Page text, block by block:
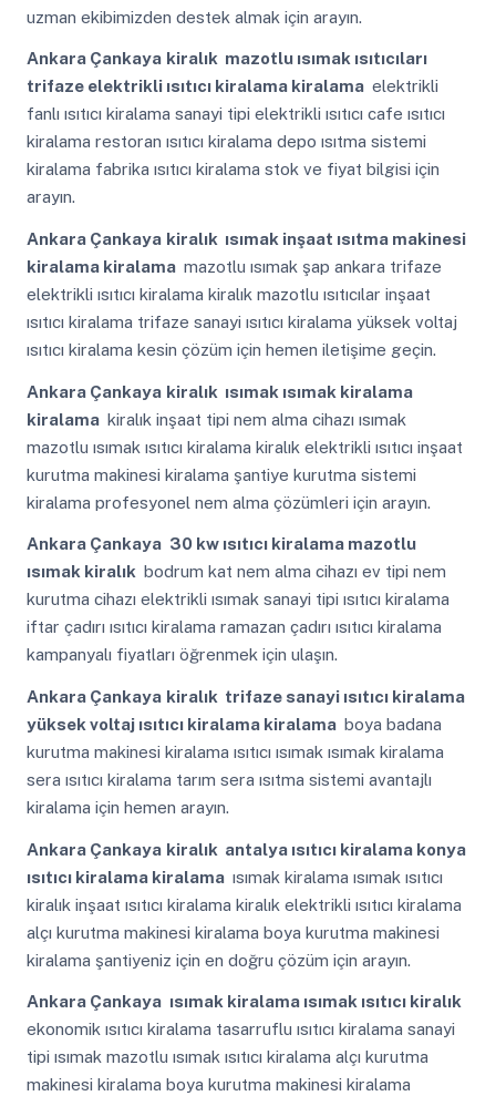
uzman ekibimizden destek almak için arayın.
Ankara Çankaya kiralık mazotlu ısımak ısıtıcıları
trifaze elektrikli ısıtıcı kiralama kiralama elektrikli
fanlı ısıtıcı kiralama sanayi tipi elektrikli ısıtıcı cafe ısıtıcı
kiralama restoran ısıtıcı kiralama depo ısıtma sistemi
kiralama fabrika ısıtıcı kiralama stok ve fiyat bilgisi için
arayın.
Ankara Çankaya kiralık ısımak inşaat ısıtma makinesi
kiralama kiralama mazotlu ısımak şap ankara trifaze
elektrikli ısıtıcı kiralama kiralık mazotlu ısıtıcılar inşaat
ısıtıcı kiralama trifaze sanayi ısıtıcı kiralama yüksek voltaj
ısıtıcı kiralama kesin çözüm için hemen iletişime geçin.
Ankara Çankaya kiralık ısımak ısımak kiralama
kiralama kiralık inşaat tipi nem alma cihazı ısımak
mazotlu ısımak ısıtıcı kiralama kiralık elektrikli ısıtıcı inşaat
kurutma makinesi kiralama şantiye kurutma sistemi
kiralama profesyonel nem alma çözümleri için arayın.
Ankara Çankaya 30 kw ısıtıcı kiralama mazotlu
ısımak kiralık bodrum kat nem alma cihazı ev tipi nem
kurutma cihazı elektrikli ısımak sanayi tipi ısıtıcı kiralama
iftar çadırı ısıtıcı kiralama ramazan çadırı ısıtıcı kiralama
kampanyalı fiyatları öğrenmek için ulaşın.
Ankara Çankaya kiralık trifaze sanayi ısıtıcı kiralama
yüksek voltaj ısıtıcı kiralama kiralama boya badana
kurutma makinesi kiralama ısıtıcı ısımak ısımak kiralama
sera ısıtıcı kiralama tarım sera ısıtma sistemi avantajlı
kiralama için hemen arayın.
Ankara Çankaya kiralık antalya ısıtıcı kiralama konya
ısıtıcı kiralama kiralama ısımak kiralama ısımak ısıtıcı
kiralık inşaat ısıtıcı kiralama kiralık elektrikli ısıtıcı kiralama
alçı kurutma makinesi kiralama boya kurutma makinesi
kiralama şantiyeniz için en doğru çözüm için arayın.
Ankara Çankaya ısımak kiralama ısımak ısıtıcı kiralık
ekonomik ısıtıcı kiralama tasarruflu ısıtıcı kiralama sanayi
tipi ısımak mazotlu ısımak ısıtıcı kiralama alçı kurutma
makinesi kiralama boya kurutma makinesi kiralama